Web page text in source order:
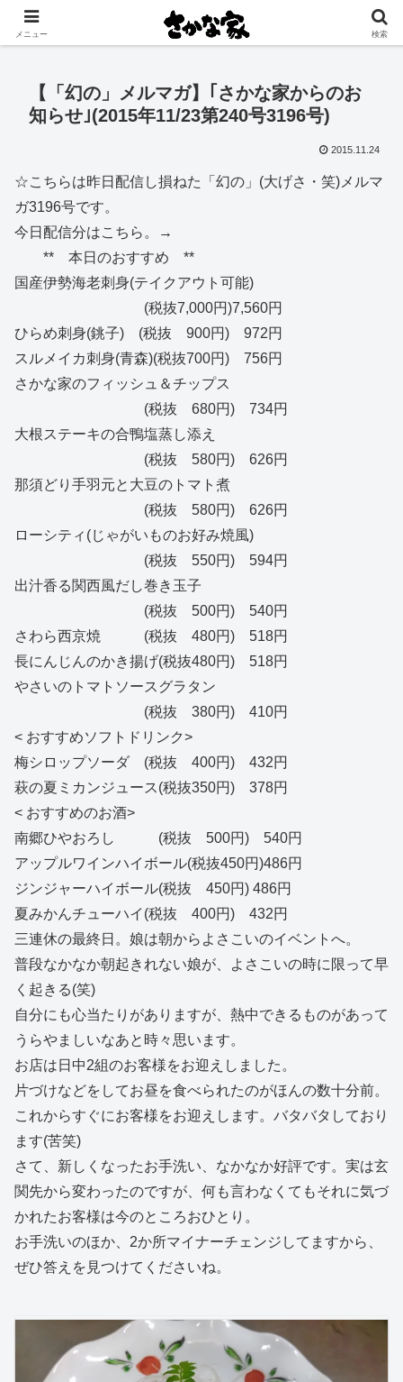
創業大正11年 矢祭町の中心で営む鮮魚店と飲食店
【「幻の」メルマガ】｢さかな家からのお
知らせ｣(2015年11/23第240号3196号)
2015.11.24
☆こちらは昨日配信し損ねた「幻の」(大げさ・笑)メルマ
ガ3196号です。
今日配信分はこちら。→
** 本日のおすすめ **
国産伊勢海老刺身(テイクアウト可能)
(税抜7,000円)7,560円
ひらめ刺身(銚子) (税抜 900円) 972円
スルメイカ刺身(青森)(税抜700円) 756円
さかな家のフィッシュ＆チップス
(税抜 680円) 734円
大根ステーキの合鴨塩蒸し添え
(税抜 580円) 626円
那須どり手羽元と大豆のトマト煮
(税抜 580円) 626円
ローシティ(じゃがいものお好み焼風)
(税抜 550円) 594円
出汁香る関西風だし巻き玉子
(税抜 500円) 540円
さわら西京焼 (税抜 480円) 518円
長にんじんのかき揚げ(税抜480円) 518円
やさいのトマトソースグラタン
(税抜 380円) 410円
< おすすめソフトドリンク>
梅シロップソーダ (税抜 400円) 432円
萩の夏ミカンジュース(税抜350円) 378円
< おすすめのお酒>
南郷ひやおろし (税抜 500円) 540円
アップルワインハイボール(税抜450円)486円
ジンジャーハイボール(税抜 450円) 486円
夏みかんチューハイ(税抜 400円) 432円
三連休の最終日。娘は朝からよさこいのイベントへ。
普段なかなか朝起きれない娘が、よさこいの時に限って早
く起きる(笑)
自分にも心当たりがありますが、熱中できるものがあって
うらやましいなあと時々思います。
お店は日中2組のお客様をお迎えしました。
片づけなどをしてお昼を食べられたのがほんの数十分前。
これからすぐにお客様をお迎えします。バタバタしており
ます(苦笑)
さて、新しくなったお手洗い、なかなか好評です。実は玄
関先から変わったのですが、何も言わなくてもそれに気づ
かれたお客様は今のところおひとり。
お手洗いのほか、2か所マイナーチェンジしてますから、
ぜひ答えを見つけてくださいね。
メニュー 検索